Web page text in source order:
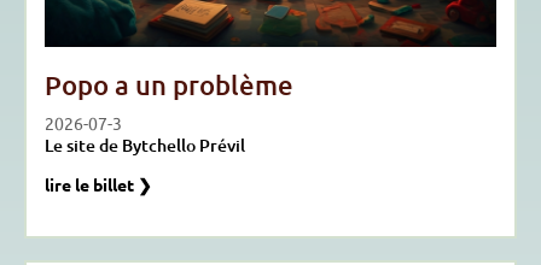
Popo a un problème
2026-07-3
Le site de Bytchello Prévil
lire le billet ❯